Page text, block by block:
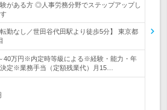
がある方 ◎人事労務分野でステップアップし
転勤なし／世田谷代田駅より徒歩5分】 東京都
40万円※内定時等級による※経験・能力・年
定※業務手当（定額残業代）月15…